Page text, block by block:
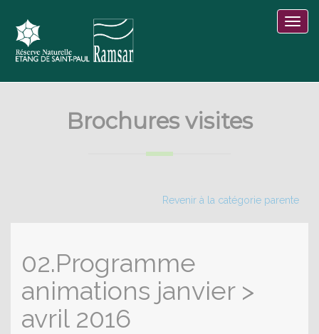
Brochures visites
Revenir à la catégorie parente
02.Programme
animations janvier >
avril 2016